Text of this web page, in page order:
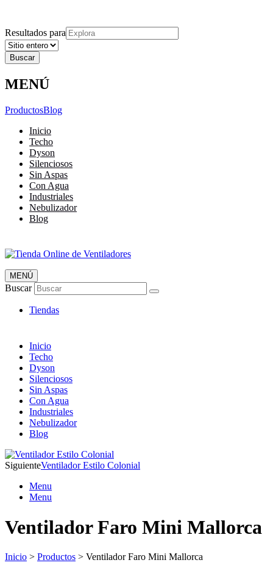
Resultados para
MENÚ
ProductosBlog
Inicio
Techo
Dyson
Silenciosos
Sin Aspas
Con Agua
Industriales
Nebulizador
Blog
Tienda Online de Ventiladores
Super Catálogo de Ofertas
MENÚ
Buscar
Tiendas
Inicio
Techo
Dyson
Silenciosos
Sin Aspas
Con Agua
Industriales
Nebulizador
Blog
SiguienteVentilador Estilo Colonial
Menu
Menu
Ventilador Faro Mini Mallorca
Inicio > Productos > Ventilador Faro Mini Mallorca